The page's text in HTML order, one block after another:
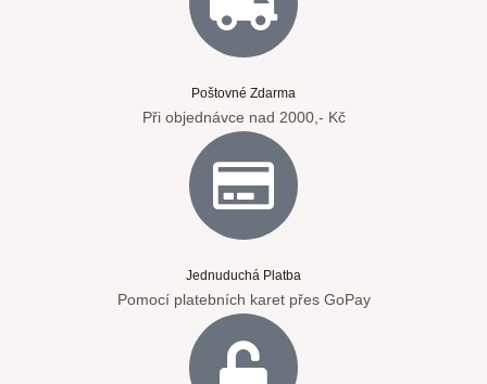
Poštovné Zdarma
Při objednávce nad 2000,- Kč
Jednuduchá Platba
Pomocí platebních karet přes GoPay